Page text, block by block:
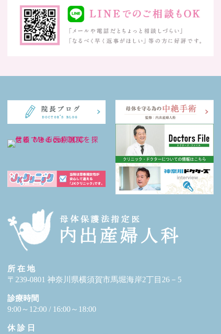
所 在 地
〒239-0801 神奈川県横須賀市馬堀海岸2丁目26－5
診療時間
9:00～12:00 / 16:00～18:00
休 診 日